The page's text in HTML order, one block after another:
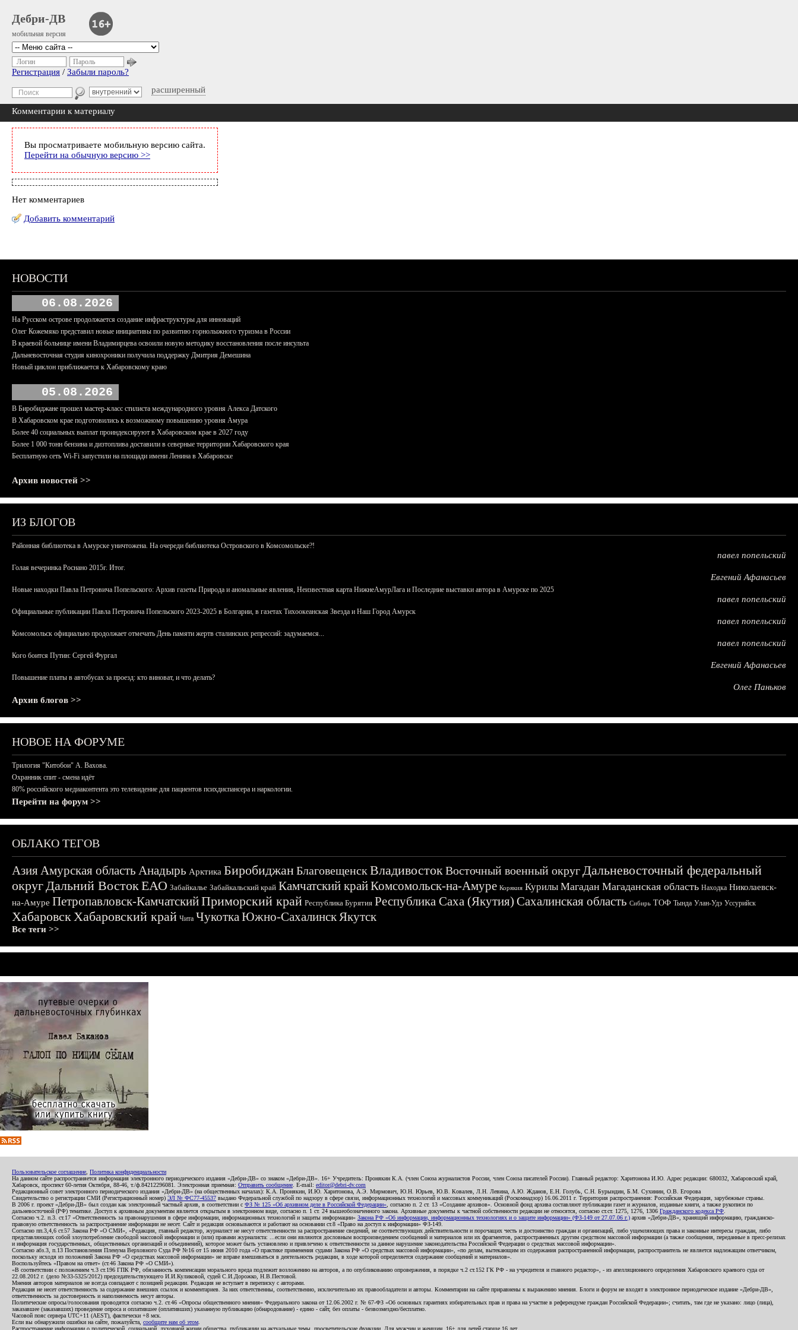
Дебри-ДВ
мобильная версия
расширенный
Логин Пароль
Регистрация / Забыли пароль?
Комментарии к материалу
Вы просматриваете мобильную версию сайта.
Перейти на обычную версию >>
Нет комментариев
Добавить комментарий
НОВОСТИ
06.08.2026
На Русском острове продолжается создание инфраструктуры для инноваций
Олег Кожемяко представил новые инициативы по развитию горнолыжного туризма в России
В краевой больнице имени Владимирцева освоили новую методику восстановления после инсульта
Дальневосточная студия кинохроники получила поддержку Дмитрия Демешина
Новый циклон приближается к Хабаровскому краю
05.08.2026
В Биробиджане прошел мастер-класс стилиста международного уровня Алекса Датского
В Хабаровском крае подготовились к возможному повышению уровня Амура
Более 40 социальных выплат проиндексируют в Хабаровском крае в 2027 году
Более 1 000 тонн бензина и дизтоплива доставили в северные территории Хабаровского края
Бесплатную сеть Wi-Fi запустили на площади имени Ленина в Хабаровске
Архив новостей >>
ИЗ БЛОГОВ
Районная библиотека в Амурске уничтожена. На очереди библиотека Островского в Комсомольске?!
павел попельский
Голая вечеринка Роснано 2015г. Итог.
Евгений Афанасьев
Новые находки Павла Петровича Попельского: Архив газеты Природа и аномальные явления, Неизвестная карта НижнеАмурЛага и Последние выставки автора в Амурске по 2025
павел попельский
Официальные публикации Павла Петровича Попельского 2023-2025 в Болгарии, в газетах Тихоокеанская Звезда и Наш Город Амурск
павел попельский
Комсомольск официально продолжает отмечать День памяти жертв сталинских репрессий: задумаемся...
павел попельский
Кого боится Путин: Сергей Фургал
Евгений Афанасьев
Повышение платы в автобусах за проезд: кто виноват, и что делать?
Олег Паньков
Архив блогов >>
НОВОЕ НА ФОРУМЕ
Трилогия "Китобои" А. Вахова.
Охранник спит - смена идёт
80% российского медиаконтента это телевидение для пациентов психдиспансера и наркологии.
Перейти на форум >>
ОБЛАКО ТЕГОВ
АзияАмурская область Анадырь Арктика БиробиджанБлаговещенскВладивостокВосточный военный округДальневосточный федеральный
округДальний ВостокЕАО Забайкалье Забайкальский край Камчатский крайКомсомольск-на-Амуре Корякия Курилы Магадан Магаданская область Находка Николаевск-
на-Амуре Петропавловск-КамчатскийПриморский край Республика Бурятия Республика Саха (Якутия) Сахалинская область Сибирь ТОФ Тында Улан-Удэ Уссурийск
ХабаровскХабаровский край Чита ЧукоткаЮжно-СахалинскЯкутск
Все теги >>
Пользовательское соглашение Политика конфиденциальности
На данном сайте распространяется информация электронного периодического издания «Дебри-ДВ» со знаком «Дебри-ДВ». 16+ Учредитель: Пронякин К.А. (член Союза журналистов России, член Союза писателей России). Главный редактор: Харитонова И.Ю. Адрес редакции: 680032, Хабаровский край,
Хабаровск, проспект 60-летия Октября, 88-46, т./ф.84212296081. Электронная приемная: Отправить сообщение . E-mail: editor@debri-dv.com
Редакционный совет электронного периодического издания «Дебри-ДВ» (на общественных началах): К.А. Пронякин, И.Ю. Харитонова, А.Э. Мирмович, Ю.Н. Юрьев, Ю.В. Ковалев, Л.Н. Левина, А.Ю. Жданов, Е.Н. Голубь, С.Н. Бурындин, Б.М. Сухинин, О.В. Егорова
Свидетельство о регистрации СМИ (Регистрационный номер) ЭЛ № ФС77-45537 выдано Федеральной службой по надзору в сфере связи, информационных технологий и массовых коммуникаций (Роскомнадзор) 16.06.2011 г. Территория распространения: Российская Федерация, зарубежные страны.
В 2006 г. проект «Дебри-ДВ» был создан как электронный частный архив, в соответствии с ФЗ № 125 «Об архивном деле в Российской Федерации» , согласно п. 2 ст. 13 «Создание архивов». Основной фонд архива составляют публикации газет и журналов, изданные книги, а также рукописи по
дальневосточной (РФ) тематике. Доступ к архивным документам является открытым в электронном виде, согласно п. 1 ст. 24 вышеобозначенного закона. Архивные документы к частной собственности редакции не относятся, согласно ст.ст. 1275, 1276, 1306 Гражданского кодекса РФ
Согласно ч.2. п.3. ст.17 «Ответственность за правонарушения в сфере информации, информационных технологий и защиты информации» Закона РФ «Об информации, информационных технологиях и о защите информации» (ФЗ-149 от 27.07.06 г.) архив «Дебри-ДВ», хранящий информацию, гражданско-
правовую ответственность за распространение информации не несет. Сайт и редакция основываются и работают на основании ст.8 «Право на доступ к информации» ФЗ-149.
Согласно пп.3,4,6 ст.57 Закона РФ «О СМИ», «Редакция, главный редактор, журналист не несут ответственности за распространение сведений, не соответствующих действительности и порочащих честь и достоинство граждан и организаций, либо ущемляющих права и законные интересы граждан, либо
представляющих собой злоупотребление свободой массовой информации и (или) правами журналиста: ...если они являются дословным воспроизведением сообщений и материалов или их фрагментов, распространенных другим средством массовой информации (а также сообщения, переданные в пресс-релизах
и информация государственных, общественных организаций и объединений), которое может быть установлено и привлечено к ответственности за данное нарушение законодательства Российской Федерации о средствах массовой информации».
Согласно абз.3, п.13 Постановления Пленума Верховного Суда РФ №16 от 15 июня 2010 года «О практике применения судами Закона РФ «О средствах массовой информации», «по делам, вытекающим из содержания распространенной информации, распространитель не является надлежащим ответчиком,
поскольку исходя из положений Закона РФ «О средствах массовой информации» не вправе вмешиваться в деятельность редакции, в ходе которой определяется содержание сообщений и материалов».
Воспользуйтесь «Правом на ответ» (ст.46 Закона РФ «О СМИ»).
«В соответствии с положением ч.3 ст.196 ГПК РФ, обязанность компенсации морального вреда подлежит возложению на авторов, а по опубликованию опровержения, в порядке ч.2 ст.152 ГК РФ - на учредителя и главного редактор», - из апелляционного определения Хабаровского краевого суда от
22.08.2012 г. (дело №33-5325/2012) председательствующего И.И.Куликовой, судей С.И.Дорожко, Н.В.Пестовой.
Мнения авторов материалов не всегда совпадают с позицией редакции. Редакция не вступает в переписку с авторами.
Редакция не несет ответственность за содержание внешних ссылок и комментариев. За них ответственны, соответственно, исключительно их правообладатели и авторы. Комментарии на сайте приравнены к выражению мнения. Блоги и форум не входят в электронное периодическое издание «Дебри-ДВ»,
ответственность за достоверность и наполняемость несут авторы.
Политические опросы/голосования проводятся согласно ч.2. ст.46 «Опросы общественного мнения» Федерального закона от 12.06.2002 г. № 67-ФЗ «Об основных гарантиях избирательных прав и права на участие в референдуме граждан Российской Федерации»; считать, там где не указано: лицо (лица),
заказавшее (заказавших) проведение опроса и оплатившее (оплативших) указанную публикацию (обнародование) - едино - сайт, без оплаты - безвозмездно/бесплатно.
Часовой пояс сервера UTC+11 (AEST), фактически +8 мск.
Если вы обнаружили ошибки на сайте, пожалуйста, сообщите нам об этом
Распространение информации о политической, социальной, духовной жизни общества, публикации на актуальные темы, просветительские функции. Для мужчин и женщин. 16+ для детей старше 16 лет.